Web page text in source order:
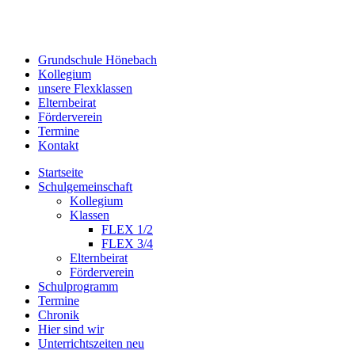
Grundschule Hönebach
Kollegium
unsere Flexklassen
Elternbeirat
Förderverein
Termine
Kontakt
Startseite
Schulgemeinschaft
Kollegium
Klassen
FLEX 1/2
FLEX 3/4
Elternbeirat
Förderverein
Schulprogramm
Termine
Chronik
Hier sind wir
Unterrichtszeiten neu